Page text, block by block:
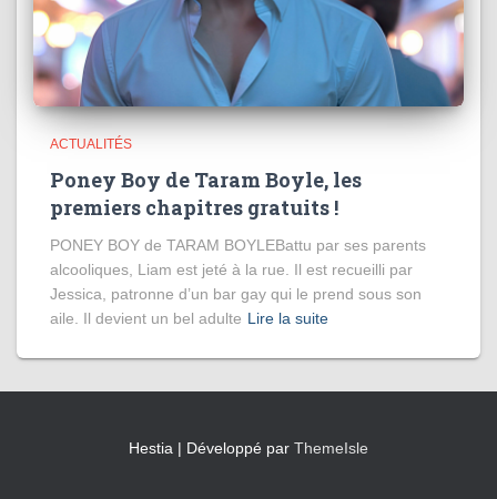
ACTUALITÉS
Poney Boy de Taram Boyle, les
premiers chapitres gratuits !
PONEY BOY de TARAM BOYLEBattu par ses parents
alcooliques, Liam est jeté à la rue. Il est recueilli par
Jessica, patronne d’un bar gay qui le prend sous son
aile. Il devient un bel adulte Lire la suite
Hestia | Développé par ThemeIsle